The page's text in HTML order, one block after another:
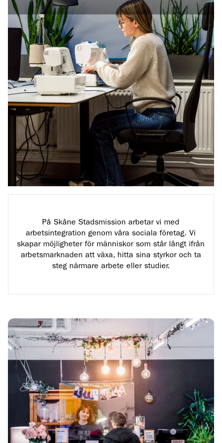
På Skåne Stadsmission arbetar vi med
arbetsintegration genom våra sociala företag. Vi
skapar möjligheter för människor som står långt ifrån
arbetsmarknaden att växa, hitta sina styrkor och ta
steg närmare arbete eller studier.